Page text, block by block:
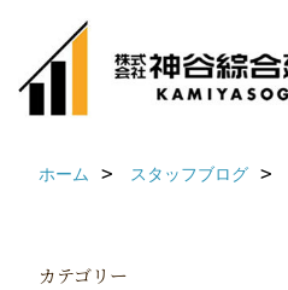
ホーム スタッフブログ
カテゴリー